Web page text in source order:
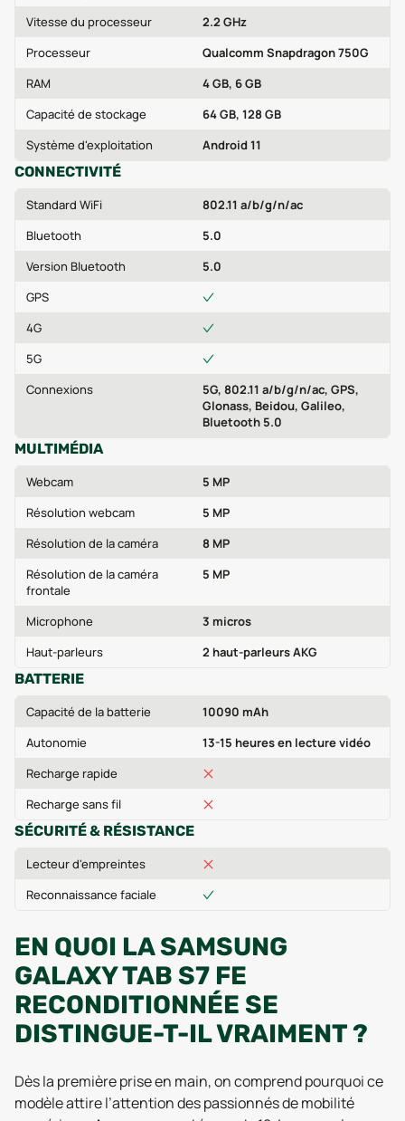
Vitesse du processeur
2.2 GHz
Processeur
Qualcomm Snapdragon 750G
RAM
4 GB, 6 GB
Capacité de stockage
64 GB, 128 GB
Système d'exploitation
Android 11
CONNECTIVITÉ
Standard WiFi
802.11 a/b/g/n/ac
Bluetooth
5.0
Version Bluetooth
5.0
GPS
4G
5G
Connexions
5G, 802.11 a/b/g/n/ac, GPS,
Glonass, Beidou, Galileo,
Bluetooth 5.0
MULTIMÉDIA
Webcam
5 MP
Résolution webcam
5 MP
Résolution de la caméra
8 MP
Résolution de la caméra
frontale
5 MP
Microphone
3 micros
Haut-parleurs
2 haut-parleurs AKG
BATTERIE
Capacité de la batterie
10090 mAh
Autonomie
13-15 heures en lecture vidéo
Recharge rapide
Recharge sans fil
SÉCURITÉ & RÉSISTANCE
Lecteur d'empreintes
Reconnaissance faciale
EN QUOI LA SAMSUNG
GALAXY TAB S7 FE
RECONDITIONNÉE SE
DISTINGUE-T-IL VRAIMENT ?
Dès la première prise en main, on comprend pourquoi ce
modèle attire l’attention des passionnés de mobilité